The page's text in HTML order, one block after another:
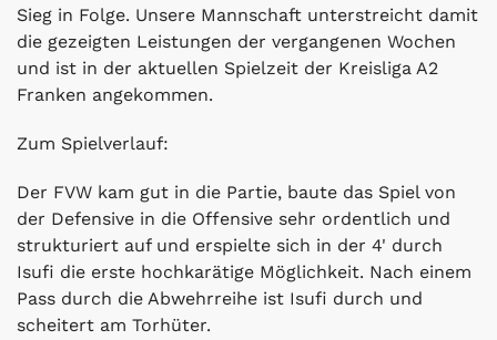
Sieg in Folge. Unsere Mannschaft unterstreicht damit
die gezeigten Leistungen der vergangenen Wochen
und ist in der aktuellen Spielzeit der Kreisliga A2
Franken angekommen.
Zum Spielverlauf:
Der FVW kam gut in die Partie, baute das Spiel von
der Defensive in die Offensive sehr ordentlich und
strukturiert auf und erspielte sich in der 4' durch
Isufi die erste hochkarätige Möglichkeit. Nach einem
Pass durch die Abwehrreihe ist Isufi durch und
scheitert am Torhüter.